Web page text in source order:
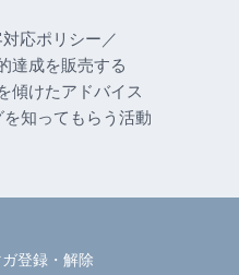
応ポリシー／
達成を販売する
傾けたアドバイス
知ってもらう活動
登録・解除